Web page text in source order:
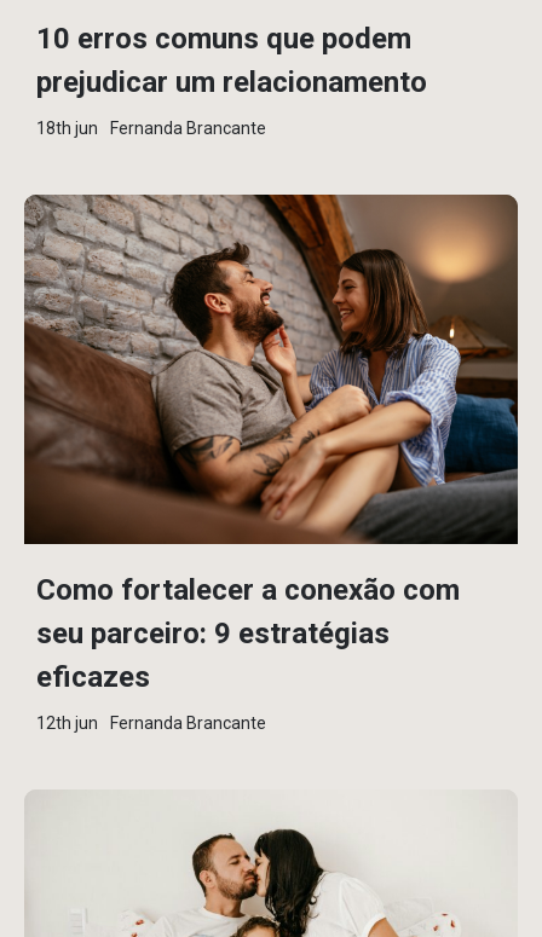
10 erros comuns que podem
prejudicar um relacionamento
18th jun Fernanda Brancante
Como fortalecer a conexão com
seu parceiro: 9 estratégias
eficazes
12th jun Fernanda Brancante